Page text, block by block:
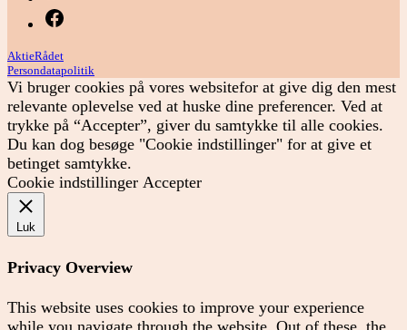
AktieRådet
Persondatapolitik
Vi bruger cookies på vores websitefor at give dig den mest
relevante oplevelse ved at huske dine preferencer. Ved at
trykke på “Accepter”, giver du samtykke til alle cookies.
Du kan dog besøge "Cookie indstillinger" for at give et
betinget samtykke.
Cookie indstillinger Accepter
Luk
Privacy Overview
This website uses cookies to improve your experience
while you navigate through the website. Out of these, the